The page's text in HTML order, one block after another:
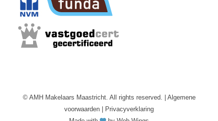
© AMH Makelaars Maastricht. All rights reserved. | Algemene
voorwaarden |
Privacyverklaring